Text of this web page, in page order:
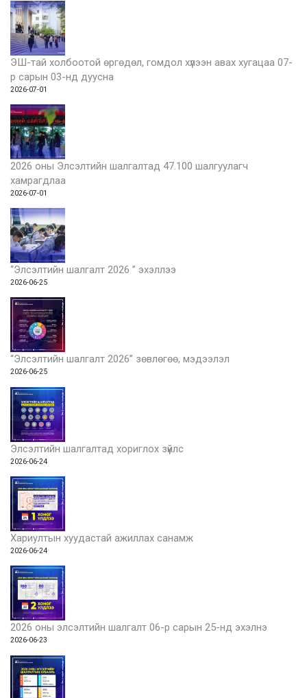
ЭШ-тай холбоотой өргөдөл, гомдол хүлээн авах хугацаа 07-
р сарын 03-нд дуусна
2026-07-01
2026 оны Элсэлтийн шалгалтад 47.100 шалгуулагч
хамрагдлаа
2026-07-01
“Элсэлтийн шалгалт 2026 ” эхэллээ
2026-06-25
“Элсэлтийн шалгалт 2026” зөвлөгөө, мэдээлэл
2026-06-25
Элсэлтийн шалгалтад хориглох зүйлс
2026-06-24
Хариултын хуудастай ажиллах санамж
2026-06-24
2026 оны элсэлтийн шалгалт 06-р сарын 25-нд эхэлнэ
2026-06-23